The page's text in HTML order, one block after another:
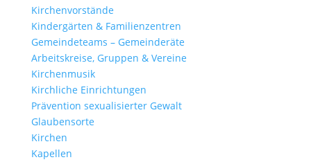
Kirchen­vor­stände
Kinder­gärten & Familienzentren
Gemein­de­teams – Gemeinderäte
Arbeits­kreise, Gruppen & Vereine
Kirchen­musik
Kirch­liche Einrichtungen
Präven­tion sexua­li­sierter Gewalt
Glau­ben­s­orte
Kirchen
Kapellen